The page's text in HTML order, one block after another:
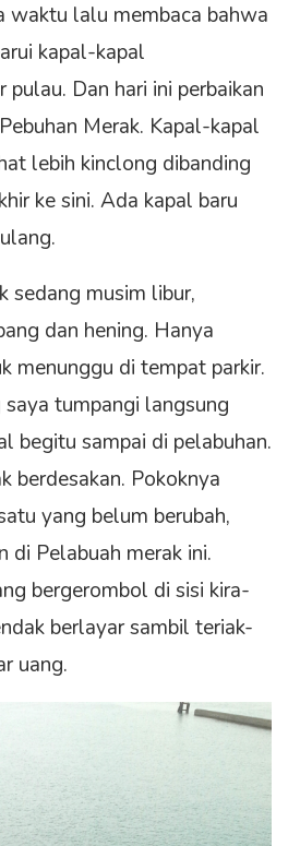
waktu lalu membaca bahwa
kapal-kapal
pulau. Dan hari ini perbaikan
Merak. Kapal-kapal
lebih kinclong dibanding
ke sini. Ada kapal baru
sedang musim libur,
dan hening. Hanya
menunggu di tempat parkir.
tumpangi langsung
begitu sampai di pelabuhan.
berdesakan. Pokoknya
yang belum berubah,
di Pelabuah merak ini.
bergerombol di sisi kira-
berlayar sambil teriak-
uang.